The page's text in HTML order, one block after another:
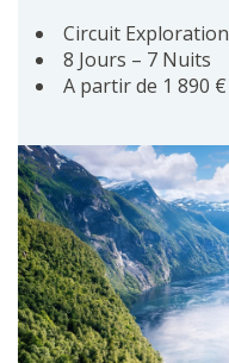
Circuit Exploration
8 Jours – 7 Nuits
A partir de 1 890 €